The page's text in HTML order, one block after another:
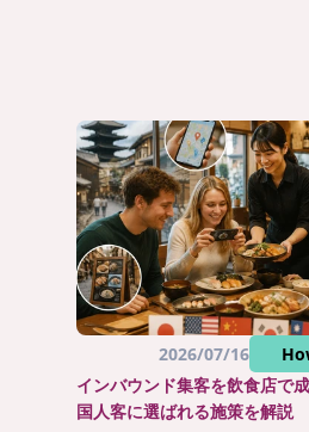
2026/07/16
インバウンド集客を飲食店で
国人客に選ばれる施策を解説